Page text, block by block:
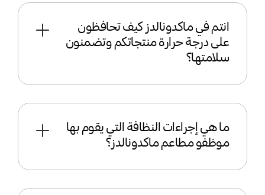
انتم في ماكدونالدز كيف تحافظون
على درجة حرارة منتجاتكم وتضمنون
سلامتها؟
ما هي إجراءات النظافة التي يقوم بها
موظفو مطاعم ماكدونالدز؟